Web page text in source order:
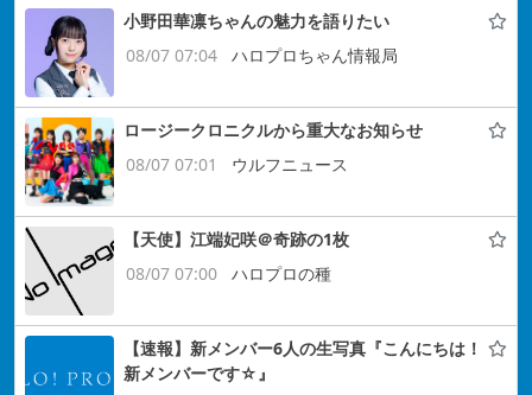
小野田華凛ちゃんの魅力を語りたい
08/07 07:04
ハロプロちゃん情報局
ロージークロニクルから重大なお知らせ
08/07 07:01
ウルフニュース
【天使】江端妃咲＠奇跡の1枚
08/07 07:00
ハロプロの種
【速報】新メンバー6人の生写真『こんにちは！
新メンバーです☆』